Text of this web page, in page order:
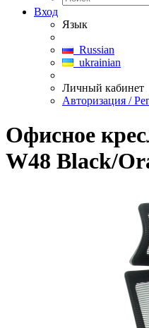
Вход
Язык
Russian
ukrainian
Личный кабинет
Авторизация /
Офисное
W48 Black/